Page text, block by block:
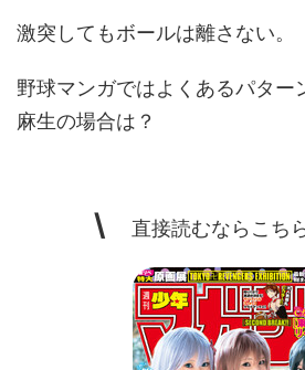
激突してもボールは離さない。
野球マンガではよくあるパター
麻生の場合は？
\ 直接読むならこち